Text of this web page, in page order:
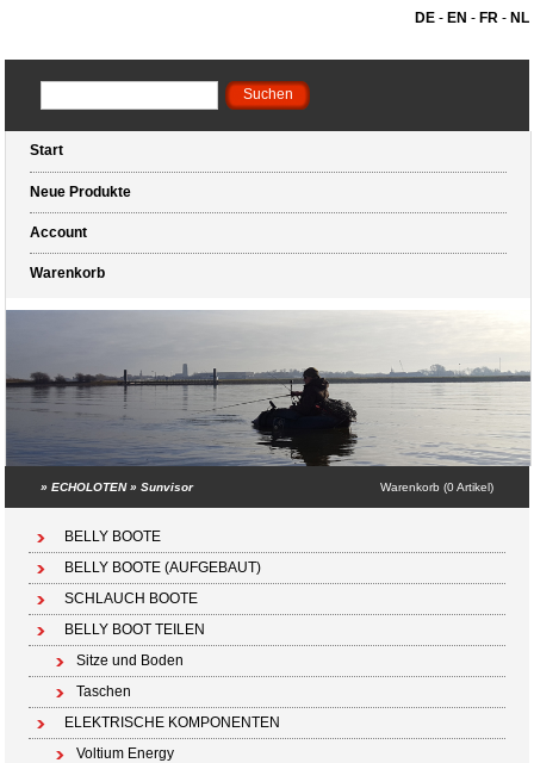
DE- EN - FR- NL
Start
Neue Produkte
Account
Warenkorb
»ECHOLOTEN»Sunvisor Warenkorb (0 Artikel)
BELLY BOOTE
BELLY BOOTE (AUFGEBAUT)
SCHLAUCH BOOTE
BELLY BOOT TEILEN
Sitze und Boden
Taschen
ELEKTRISCHE KOMPONENTEN
Voltium Energy